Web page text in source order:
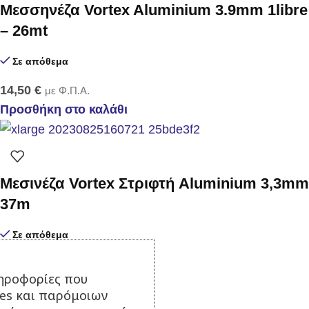
Μεσσηνέζα Vortex Aluminium 3.9mm 1libre
– 26mt
Σε απόθεμα
14,50 € με Φ.Π.Α.
Προσθήκη στο καλάθι
Μεσινέζα Vortex Στριφτή Aluminium 3,3mm
37m
Σε απόθεμα
Προσθήκη στο καλάθι
που
και παρόμοιων